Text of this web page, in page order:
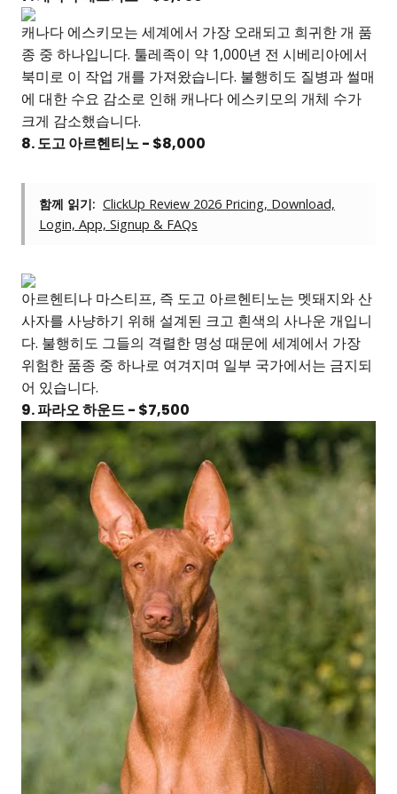
캐나다 에스키모는 세계에서 가장 오래되고 희귀한 개 품
종 중 하나입니다. 툴레족이 약 1,000년 전 시베리아에서
북미로 이 작업 개를 가져왔습니다. 불행히도 질병과 썰매
에 대한 수요 감소로 인해 캐나다 에스키모의 개체 수가
크게 감소했습니다.
8. 도고 아르헨티노 - $8,000
함께 읽기: ClickUp Review 2026 Pricing, Download,
Login, App, Signup & FAQs
아르헨티나 마스티프, 즉 도고 아르헨티노는 멧돼지와 산
사자를 사냥하기 위해 설계된 크고 흰색의 사나운 개입니
다. 불행히도 그들의 격렬한 명성 때문에 세계에서 가장
위험한 품종 중 하나로 여겨지며 일부 국가에서는 금지되
어 있습니다.
9. 파라오 하운드 - $7,500